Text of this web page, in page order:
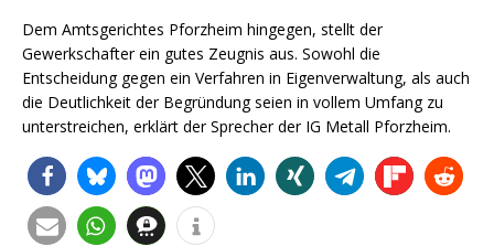
Dem Amtsgerichtes Pforzheim hingegen, stellt der
Gewerkschafter ein gutes Zeugnis aus. Sowohl die
Entscheidung gegen ein Verfahren in Eigenverwaltung, als auch
die Deutlichkeit der Begründung seien in vollem Umfang zu
unterstreichen, erklärt der Sprecher der IG Metall Pforzheim.